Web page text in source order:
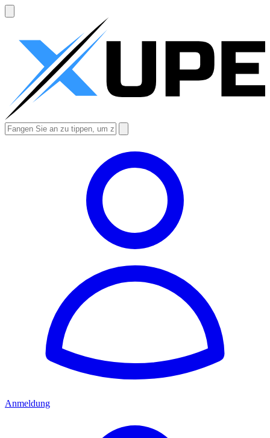
Anmeldung